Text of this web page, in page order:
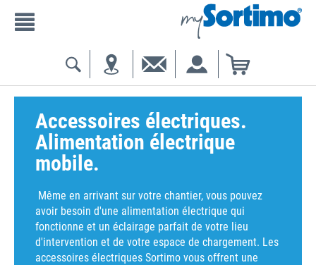
Accessoires électriques.
Alimentation électrique
mobile.
Même en arrivant sur votre chantier, vous pouvez
avoir besoin d'une alimentation électrique qui
fonctionne et un éclairage parfait de votre lieu
d'intervention et de votre espace de chargement. Les
accessoires électriques Sortimo vous offrent une